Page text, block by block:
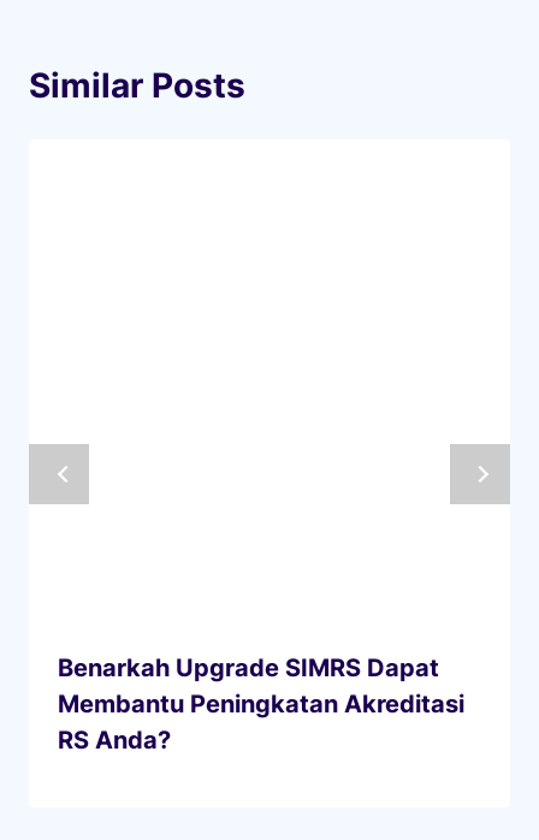
Benarkah Upgrade SIMRS Dapat
Membantu Peningkatan Akreditasi
Cari